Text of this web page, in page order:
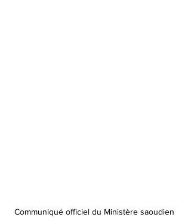
Communiqué officiel du Ministère saoudien